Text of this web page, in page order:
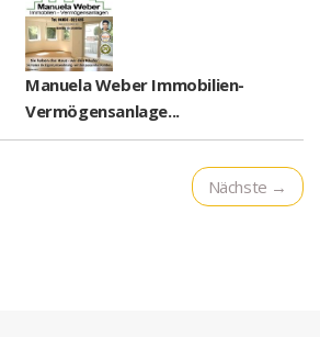
Manuela Weber Immobilien-
Vermögensanlage...
Nächste →